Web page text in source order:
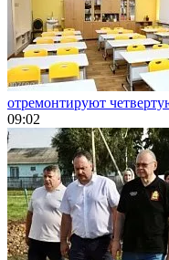
отремонтируют
09:02